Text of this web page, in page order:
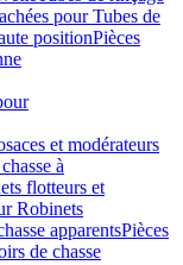
pour Tubes de
positionPièces
et modérateurs
à
flotteurs et
Robinets
apparentsPièces
de chasse